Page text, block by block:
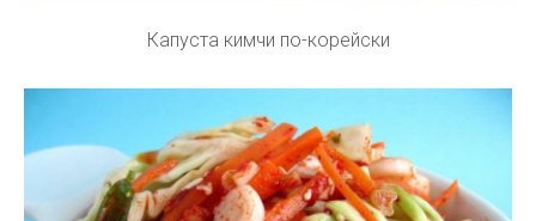
Капуста кимчи по-корейски